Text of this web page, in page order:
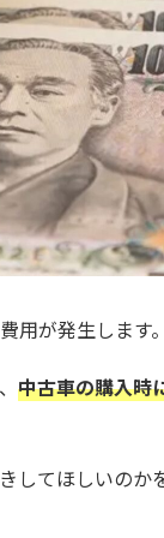
用が発生します。
中古車の購入時
してほしいの